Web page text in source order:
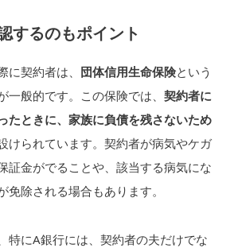
するのもポイント
契約者は、 団体信用生命保険という
一般的です。この保険では、 契約者に
たときに、家族に負債を残さないため
けられています。契約者が病気やケガ
証金がでることや、該当する病気にな
免除される場合もあります。
特にA銀行には、契約者の夫だけでな